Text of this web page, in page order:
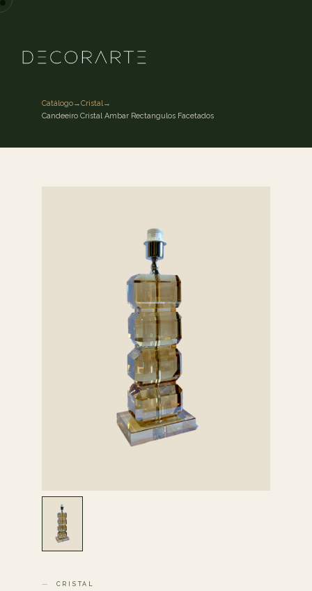
Catálogo→Cristal→
Candeeiro Cristal Ambar Rectangulos Facetados
CRISTAL